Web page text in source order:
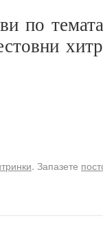
по
. Запазете